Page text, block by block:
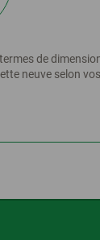
de
neuve selon vos